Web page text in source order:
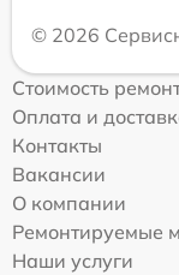
© 2026
Стоимость
Оплата и
Контакты
Вакансии
О компании
Ремонтируемые
Наши услуги